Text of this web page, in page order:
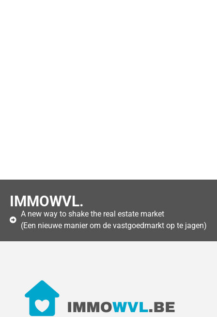
IMMOWVL.
A new way to shake the real estate market
(Een nieuwe manier om de vastgoedmarkt op te jagen)